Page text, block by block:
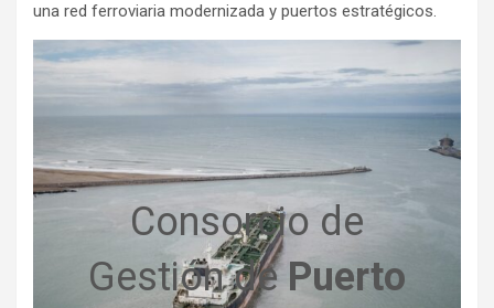
una red ferroviaria modernizada y puertos estratégicos.
Consorcio de
Gestión dePuerto